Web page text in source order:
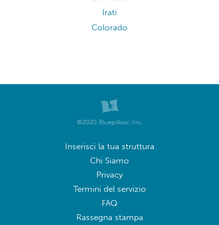
Irati
Colorado
©2020 Bluepillow, Inc.
Inserisci la tua struttura
Chi Siamo
Privacy
Termini del servizio
FAQ
Rassegna stampa